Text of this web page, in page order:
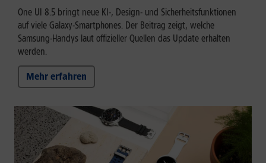
One UI 8.5 bringt neue KI-, Design- und Sicherheitsfunktionen
auf viele Galaxy-Smartphones. Der Beitrag zeigt, welche
Samsung-Handys laut offizieller Quellen das Update erhalten
werden.
Mehr erfahren